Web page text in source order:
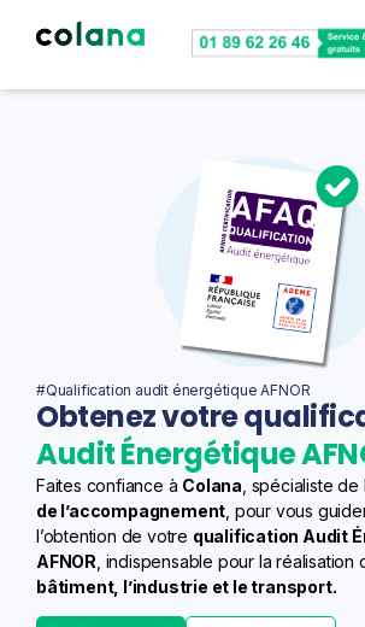
#Qualification audit énergétique AFNOR
Obtenez votre
Audit Énergétique
Faites confiance à Colana , spécialiste
de l’accompagnement , pour vous
l’obtention de votre qualification Audit
AFNOR , indispensable pour la réalisation
bâtiment, l’industrie et le transport.